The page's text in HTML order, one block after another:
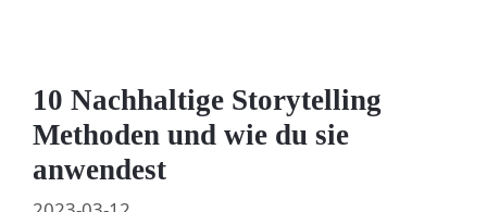
10 Nachhaltige Storytelling
Methoden und wie du sie
anwendest